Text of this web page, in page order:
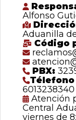
Alfonso
Aduanilla
Código
PBX:
6013238340
Atención
Central
viernes de